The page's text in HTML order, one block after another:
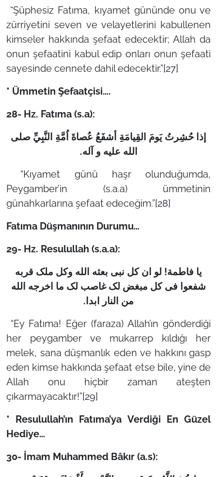
“Şüphesiz Fatıma, kıyamet gününde onu ve
zürriyetini seven ve velayetlerini kabullenen
kimseler hakkında şefaat edecektir; Allah da
onun şefaatini kabul edip onları onun şefaati
sayesinde cennete dahil edecektir.”[27]
* Ümmetin Şefaatçisi….
28- Hz. Fatıma (s.a):
إذا حُشِرتُ يَومَ القِيامَةِ أشفَعُ عُصاةَ اُمَّةِ النَّبِيِّ صلى‏
الله‏ عليه‏ و ‏آله.
“Kıyamet günü haşr olunduğumda,
Peygamber’in (s.a.a) ümmetinin
günahkarlarına şefaat edeceğim.”[28]
Fatıma Düşmanının Durumu…
29- Hz. Resulullah (s.a.a):
یا فاطمة! لو ان کل نبی بعثه الله وکل ملک قربه
شفعوا فی کل مبغض لک غاصب لک ما اخرجه الله
من النار ابدا .
“Ey Fatıma! Eğer (faraza) Allah’ın gönderdiği
her peygamber ve mukarrep kıldığı her
melek, sana düşmanlık eden ve hakkını gasp
eden kimse hakkında şefaat etse bile, yine de
Allah onu hiçbir zaman ateşten
çıkarmayacaktır!”[29]
* Resulullah’ın Fatıma’ya Verdiği En Güzel
Hediye…
30- İmam Muhammed Bâkır (a.s):